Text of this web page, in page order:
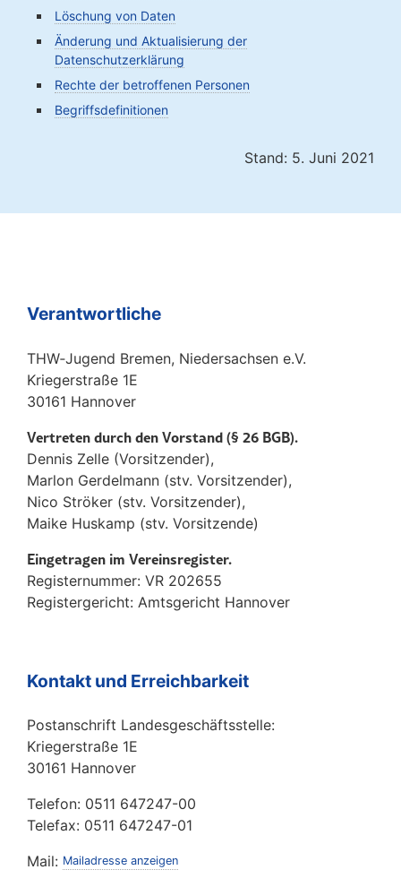
Löschung von Daten
Änderung und Aktualisierung der
Datenschutzerklärung
Rechte der betroffenen Personen
Begriffsdefinitionen
Stand: 5. Juni 2021
Verantwortliche
THW‑Jugend Bremen, Niedersachsen e.V.
Kriegerstraße 1E
30161 Hannover
Vertreten durch den Vorstand (§ 26 BGB).
Dennis Zelle (Vorsitzender),
Marlon Gerdelmann (stv. Vorsitzender),
Nico Ströker (stv. Vorsitzender),
Maike Huskamp (stv. Vorsitzende)
Eingetragen im Vereinsregister.
Registernummer: VR 202655
Registergericht: Amtsgericht Hannover
Kontakt und Erreichbarkeit
Postanschrift Landesgeschäftsstelle:
Kriegerstraße 1E
30161 Hannover
Telefon: 0511 647247-00
Telefax: 0511 647247-01
Mail: Mailadresse anzeigen